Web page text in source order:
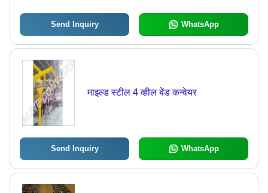
Send Inquiry WhatsApp
माइल्ड स्टील 4 व्हील बेंड कन्वेयर
Send Inquiry WhatsApp